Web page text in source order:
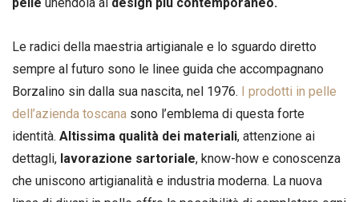
Le radici della maestria artigianale e lo sguardo diretto
sempre al futuro sono le linee guida che accompagnano
Borzalino sin dalla sua nascita, nel 1976. I prodotti in pelle
dell’azienda toscana sono l’emblema di questa forte
identità. Altissima qualità dei materiali, attenzione ai
dettagli, lavorazione sartoriale, know-how e conoscenza
che uniscono artigianalità e industria moderna. La nuova